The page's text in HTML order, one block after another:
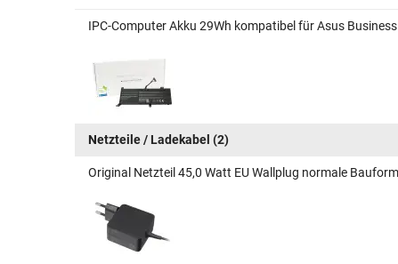
IPC-Computer Akku 29Wh kompatibel für Asus
Netzteile / Ladekabel (2)
Original Netzteil 45,0 Watt EU Wallplug normale